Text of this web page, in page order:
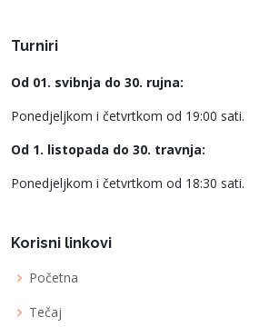
Turniri
Od 01. svibnja do 30. rujna:
Ponedjeljkom i četvrtkom od 19:00 sati.
Od 1. listopada do 30. travnja:
Ponedjeljkom i četvrtkom od 18:30 sati.
Korisni linkovi
Početna
Tečaj